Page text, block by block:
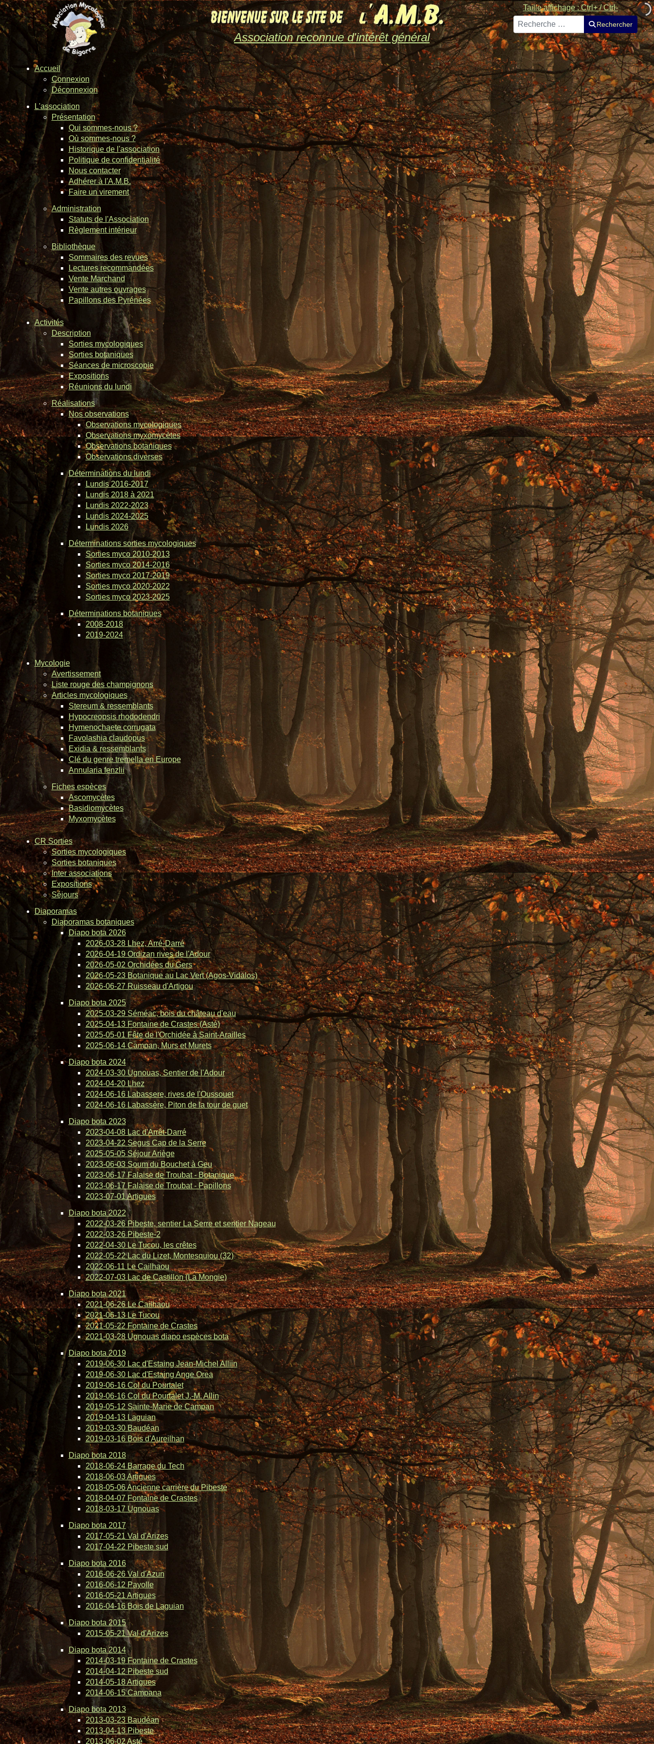
Association reconnue d'intérêt général
Taille affichage : Ctrl+ / Ctrl-
Rechercher
Rechercher
Accueil
Connexion
Déconnexion
L'association
Présentation
Qui sommes-nous ?
Où sommes-nous ?
Historique de l'association
Politique de confidentialité
Nous contacter
Adhérer à l'A.M.B.
Faire un virement
Administration
Statuts de l'Association
Règlement intérieur
Bibliothèque
Sommaires des revues
Lectures recommandées
Vente Marchand
Vente autres ouvrages
Papillons des Pyrénées
Activités
Description
Sorties mycologiques
Sorties botaniques
Séances de microscopie
Expositions
Réunions du lundi
Réalisations
Nos observations
Observations mycologiques
Observations myxomycètes
Observations botaniques
Observations diverses
Déterminations du lundi
Lundis 2016-2017
Lundis 2018 à 2021
Lundis 2022-2023
Lundis 2024-2025
Lundis 2026
Déterminations sorties mycologiques
Sorties myco 2010-2013
Sorties myco 2014-2016
Sorties myco 2017-2019
Sorties myco 2020-2022
Sorties myco 2023-2025
Déterminations botaniques
2008-2018
2019-2024
Mycologie
Avertissement
Liste rouge des champignons
Articles mycologiques
Stereum & ressemblants
Hypocreopsis rhododendri
Hymenochaete corrugata
Favolashia claudopus
Exidia & ressemblants
Clé du genre tremella en Europe
Annularia fenzlii
Fiches espèces
Ascomycètes
Basidiomycètes
Myxomycètes
CR Sorties
Sorties mycologiques
Sorties botaniques
Inter associations
Expositions
Séjours
Diaporamas
Diaporamas botaniques
Diapo bota 2026
2026-03-28 Lhez, Arré-Darré
2026-04-19 Ordizan rives de l'Adour
2026-05-02 Orchidées du Gers
2026-05-23 Botanique au Lac Vert (Agos-Vidalos)
2026-06-27 Ruisseau d'Artigou
Diapo bota 2025
2025-03-29 Séméac, bois du château d'eau
2025-04-13 Fontaine de Crastes (Asté)
2025-05-01 Fête de l'Orchidée à Saint-Arailles
2025-06-14 Campan, Murs et Murets
Diapo bota 2024
2024-03-30 Ugnouas, Sentier de l'Adour
2024-04-20 Lhez
2024-06-16 Labassere, rives de l'Oussouet
2024-06-16 Labassère, Piton de la tour de guet
Diapo bota 2023
2023-04-08 Lac d'Arrêt-Darré
2023-04-22 Segus Cap de la Serre
2025-05-05 Séjour Ariège
2023-06-03 Soum du Bouchet à Geu
2023-06-17 Falaise de Troubat - Botanique
2023-06-17 Falaise de Troubat - Papillons
2023-07-01 Artigues
Diapo bota 2022
2022-03-26 Pibeste, sentier La Serre et sentier Nageau
2022-03-26 Pibeste-2
2022-04-30 Le Tucou, les crêtes
2022-05-22 Lac du Lizet, Montesquiou (32)
2022-06-11 Le Cailhaou
2022-07-03 Lac de Castillon (La Mongie)
Diapo bota 2021
2021-06-26 Le Cailhaou
2021-06-13 Le Tucou
2021-05-22 Fontaine de Crastes
2021-03-28 Ugnouas diapo espèces bota
Diapo bota 2019
2019-06-30 Lac d'Estaing Jean-Michel Alliin
2019-06-30 Lac d'Estaing Ange Orea
2019-06-16 Col du Pourtalet
2019-06-16 Col du Pourtalet J.-M. Allin
2019-05-12 Sainte-Marie de Campan
2019-04-13 Laguian
2019-03-30 Baudéan
2019-03-16 Bois d'Aureilhan
Diapo bota 2018
2018-06-24 Barrage du Tech
2018-06-03 Artigues
2018-05-06 Ancienne carrière du Pibeste
2018-04-07 Fontaine de Crastes
2018-03-17 Ugnouas
Diapo bota 2017
2017-05-21 Val d'Arizes
2017-04-22 Pibeste sud
Diapo bota 2016
2016-06-26 Val d'Azun
2016-06-12 Payolle
2016-05-21 Artigues
2016-04-16 Bois de Laguian
Diapo bota 2015
2015-05-21 Val d'Arizes
Diapo bota 2014
2014-03-19 Fontaine de Crastes
2014-04-12 Pibeste sud
2014-05-18 Artigues
2014-06-15 Campana
Diapo bota 2013
2013-03-23 Baudéan
2013-04-13 Pibeste
2013-06-02 Asté